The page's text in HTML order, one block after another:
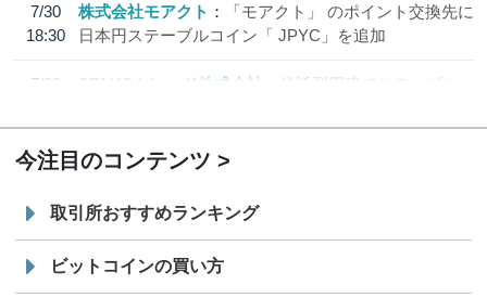
7/30
18:30
株式会社モアクト
「モアクト」 のポイント交換先に
日本円ステーブルコイン「 JPYC」を追加
7/29
SBI VCトレード株式会社
信託型円建てステーブル
今注目のコンテンツ
取引所おすすめランキング
ビットコインの買い方